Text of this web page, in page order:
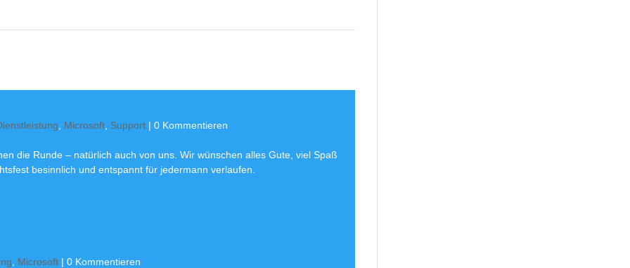
Microsoft Support | 0 Kommentieren
die Runde – natürlich auch von uns. Wir wünschen alles Gute, viel Spaß
besinnlich und entspannt für jedermann verlaufen.
Microsoft | 0 Kommentieren